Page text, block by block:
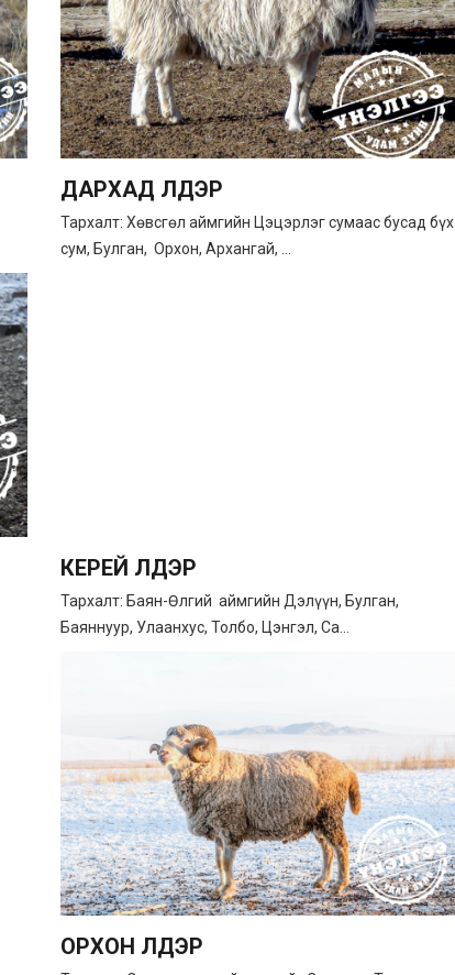
ДАРХАД ҮҮЛДЭР
Тархалт: Хөвсгөл аймгийн Цэцэрлэг сумаас бусад бүх
сум, Булган, Орхон, Архангай, ...
КЕРЕЙ ҮҮЛДЭР
Тархалт: Баян-Өлгий аймгийн Дэлүүн, Булган,
Баяннуур, Улаанхус, Толбо, Цэнгэл, Са...
ОРХОН ҮҮЛДЭР